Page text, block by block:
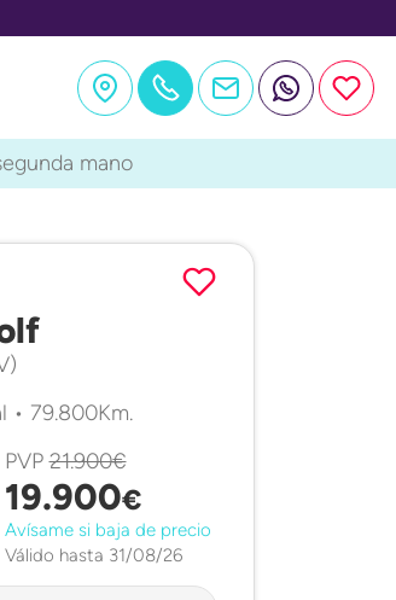
mano
• 79.800Km.
PVP21.900€
19.900€
Avísame si baja de precio
Válido hasta 31/08/26